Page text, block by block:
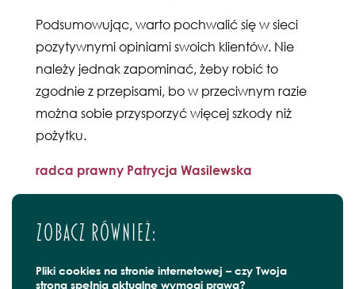
Podsumowując, warto pochwalić się w sieci
pozytywnymi opiniami swoich klientów. Nie
należy jednak zapominać, żeby robić to
zgodnie z przepisami, bo w przeciwnym razie
można sobie przysporzyć więcej szkody niż
pożytku.
radca prawny Patrycja Wasilewska
Zobacz również:
Pliki cookies na stronie internetowej – czy Twoja
strona spełnia aktualne wymogi prawa?